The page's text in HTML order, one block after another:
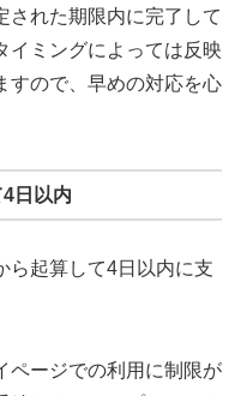
された期限内に完了して
イミングによっては反映
すので、早めの対応を心
日以内
ら起算して4日以内に支
ページでの利用に制限が